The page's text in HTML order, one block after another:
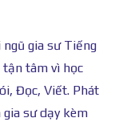
gia sư Tiếng
tận tâm vì học
Đọc, Viết. Phát
sư dạy kèm